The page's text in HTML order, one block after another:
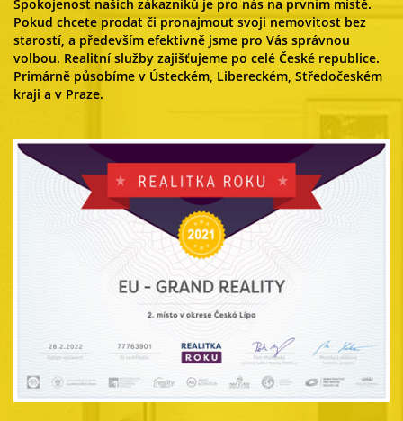
Spokojenost našich zákazníků je pro nás na prvním místě.
Pokud chcete prodat či pronajmout svoji nemovitost bez
starostí, a především efektivně jsme pro Vás správnou
volbou. Realitní služby zajišťujeme po celé České republice.
Primárně působíme v Ústeckém, Libereckém, Středočeském
kraji a v Praze.